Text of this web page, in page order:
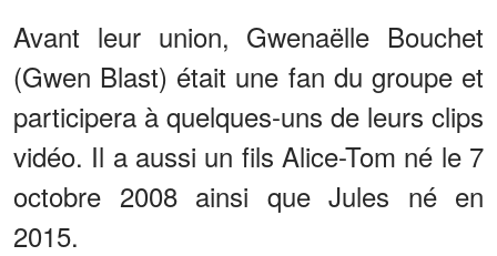
Avant leur union, Gwenaëlle Bouchet
(Gwen Blast) était une fan du groupe et
participera à quelques-uns de leurs clips
vidéo. Il a aussi un fils Alice-Tom né le 7
octobre 2008 ainsi que Jules né en
2015.